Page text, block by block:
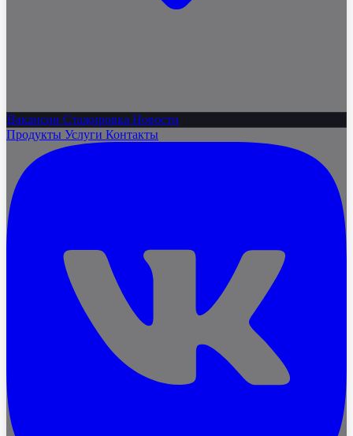
Вакансии Стажировка Новости
Продукты Услуги Контакты